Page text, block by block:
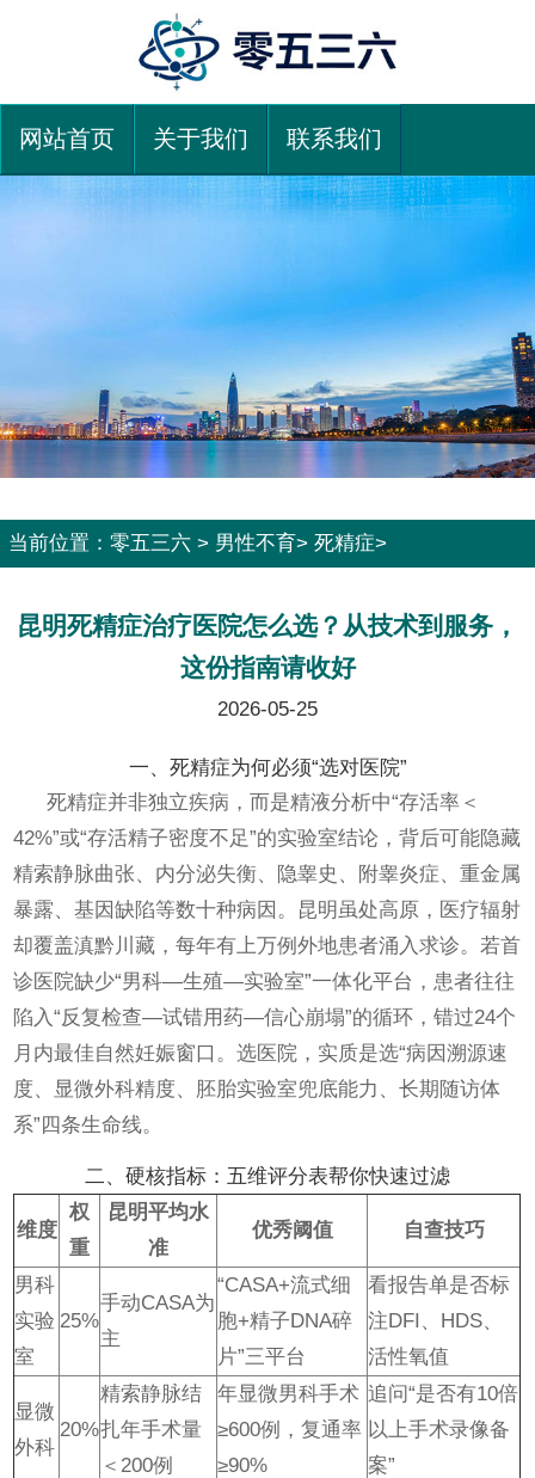
网站首页 关于我们 联系我们
当前位置： 零五三六 > 男性不育> 死精症>
昆明死精症治疗医院怎么选？从技术到服务，
这份指南请收好
2026-05-25
一、死精症为何必须“选对医院”
死精症并非独立疾病，而是精液分析中“存活率＜
42%”或“存活精子密度不足”的实验室结论，背后可能隐藏
精索静脉曲张、内分泌失衡、隐睾史、附睾炎症、重金属
暴露、基因缺陷等数十种病因。昆明虽处高原，医疗辐射
却覆盖滇黔川藏，每年有上万例外地患者涌入求诊。若首
诊医院缺少“男科—生殖—实验室”一体化平台，患者往往
陷入“反复检查—试错用药—信心崩塌”的循环，错过24个
月内最佳自然妊娠窗口。选医院，实质是选“病因溯源速
度、显微外科精度、胚胎实验室兜底能力、长期随访体
系”四条生命线。
二、硬核指标：五维评分表帮你快速过滤
维度
权
重
昆明平均水
准
优秀阈值 自查技巧
男科
实验
室
25%
手动CASA为
主
“CASA+流式细
胞+精子DNA碎
片”三平台
看报告单是否标
注DFI、HDS、
活性氧值
显微
外科
20%
精索静脉结
扎年手术量
＜200例
年显微男科手术
≥600例，复通率
≥90%
追问“是否有10倍
以上手术录像备
案”